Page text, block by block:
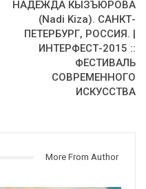
НАДЕЖДА КЫЗЪЮРОВА
(Nadi Kiza). САНКТ-
ПЕТЕРБУРГ, РОССИЯ. |
ИНТЕРФЕСТ-2015 ::
ФЕСТИВАЛЬ
СОВРЕМЕННОГО
ИСКУССТВА
More From Author